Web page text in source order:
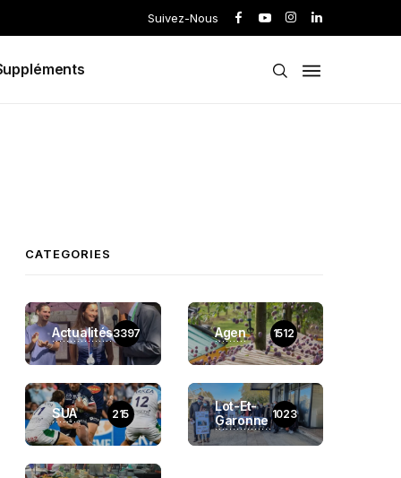
Suivez-Nous
CATEGORIES
Actualités3397 Agen 1512
SUA 215
Lot-Et-
Garonne 1023